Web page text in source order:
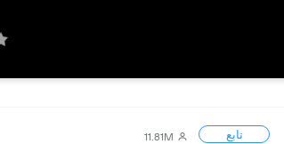
تابع 11.81M